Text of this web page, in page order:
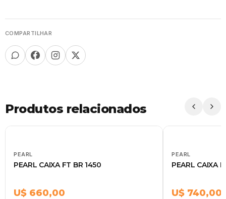
COMPARTILHAR
Produtos relacionados
PEARL
PEARL CAIXA FT BR 1450
U$ 660,00
PEARL
PEARL CAIXA
U$ 740,00